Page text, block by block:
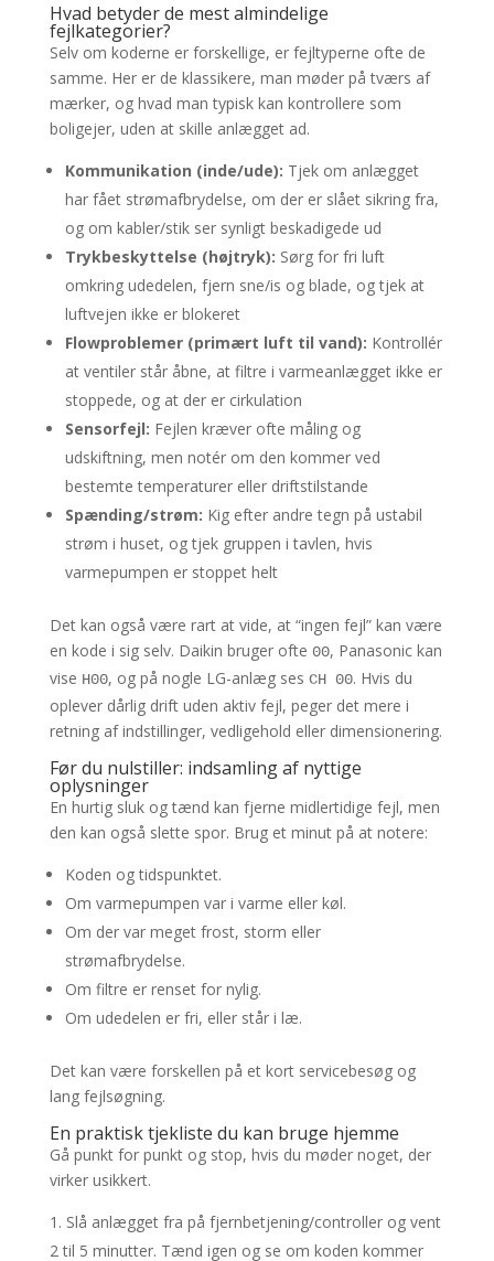
Hvad betyder de mest almindelige
fejlkategorier?
Selv om koderne er forskellige, er fejltyperne ofte de
samme. Her er de klassikere, man møder på tværs af
mærker, og hvad man typisk kan kontrollere som
boligejer, uden at skille anlægget ad.
Kommunikation (inde/ude): Tjek om anlægget
har fået strømafbrydelse, om der er slået sikring fra,
og om kabler/stik ser synligt beskadigede ud
Trykbeskyttelse (højtryk): Sørg for fri luft
omkring udedelen, fjern sne/is og blade, og tjek at
luftvejen ikke er blokeret
Flowproblemer (primært luft til vand): Kontrollér
at ventiler står åbne, at filtre i varmeanlægget ikke er
stoppede, og at der er cirkulation
Sensorfejl: Fejlen kræver ofte måling og
udskiftning, men notér om den kommer ved
bestemte temperaturer eller driftstilstande
Spænding/strøm: Kig efter andre tegn på ustabil
strøm i huset, og tjek gruppen i tavlen, hvis
varmepumpen er stoppet helt
Det kan også være rart at vide, at “ingen fejl” kan være
en kode i sig selv. Daikin bruger ofte 00, Panasonic kan
vise H00, og på nogle LG-anlæg ses CH 00. Hvis du
oplever dårlig drift uden aktiv fejl, peger det mere i
retning af indstillinger, vedligehold eller dimensionering.
Før du nulstiller: indsamling af nyttige
oplysninger
En hurtig sluk og tænd kan fjerne midlertidige fejl, men
den kan også slette spor. Brug et minut på at notere:
Koden og tidspunktet.
Om varmepumpen var i varme eller køl.
Om der var meget frost, storm eller
strømafbrydelse.
Om filtre er renset for nylig.
Om udedelen er fri, eller står i læ.
Det kan være forskellen på et kort servicebesøg og
lang fejlsøgning.
En praktisk tjekliste du kan bruge hjemme
Gå punkt for punkt og stop, hvis du møder noget, der
virker usikkert.
Slå anlægget fra på fjernbetjening/controller og vent
2 til 5 minutter. Tænd igen og se om koden kommer